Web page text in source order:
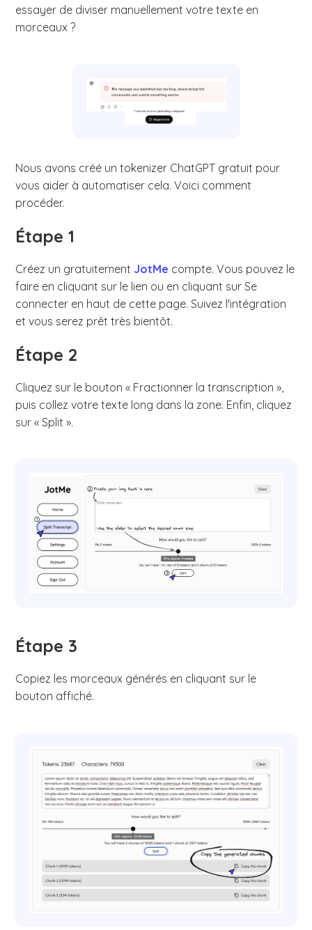
essayer de diviser manuellement votre texte en
morceaux ?
Nous avons créé un tokenizer ChatGPT gratuit pour
vous aider à automatiser cela. Voici comment
procéder.
Étape 1
Créez un gratuitement JotMe compte. Vous pouvez le
faire en cliquant sur le lien ou en cliquant sur Se
connecter en haut de cette page. Suivez l'intégration
et vous serez prêt très bientôt.
Étape 2
Cliquez sur le bouton « Fractionner la transcription »,
puis collez votre texte long dans la zone. Enfin, cliquez
sur « Split ».
Étape 3
Copiez les morceaux générés en cliquant sur le
bouton affiché.